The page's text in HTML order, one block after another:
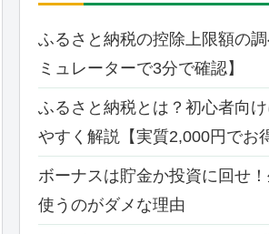
ふるさと納税の控除上限額の
ミュレーターで3分で確認】
ふるさと納税とは？初心者向け
やすく解説【実質2,000円でお
ボーナスは貯金か投資に回せ
使うのがダメな理由